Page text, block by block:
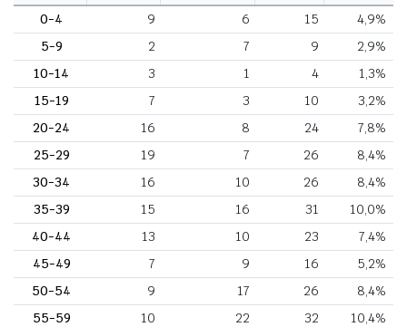
0-4
9 6 15
4,9%
5-9
2 7 9
2,9%
10-14
3 1 4
1,3%
15-19
7 3 10
3,2%
20-24
16 8 24
7,8%
25-29
19 7 26
8,4%
30-34
16 10 26
8,4%
35-39
15 16 31
10,0%
40-44
13 10 23
7,4%
45-49
7 9 16
5,2%
50-54
9 17 26
8,4%
55-59
10 22 32
10,4%